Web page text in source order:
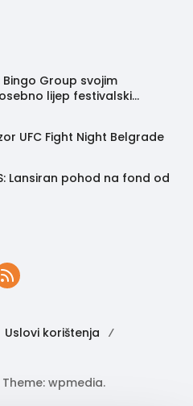
Group svojim
lijep festivalski
UFC Fight Night Belgrade
Lansiran pohod na fond od
Uslovi korištenja
Theme: wpmedia.